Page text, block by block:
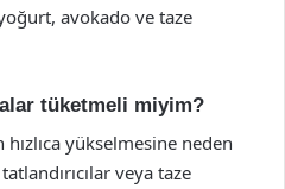
avokado ve taze
tüketmeli miyim?
yükselmesine neden
veya taze